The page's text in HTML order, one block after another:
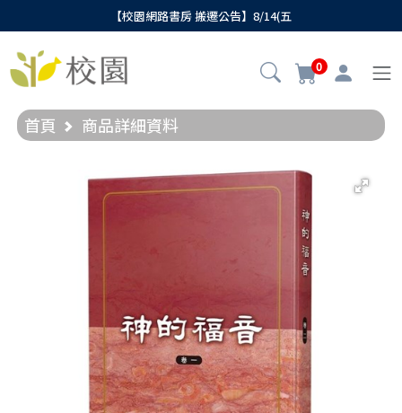
【校園網路書房 搬遷公告】8/14(五
0
首頁 商品詳細資料